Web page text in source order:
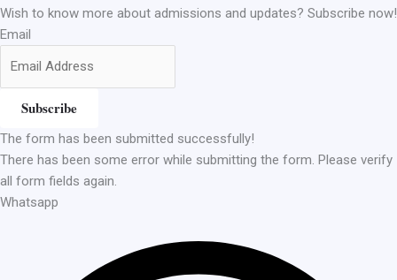
Wish to know more about admissions and updates? Subscribe now!
Email
Subscribe
The form has been submitted successfully!
There has been some error while submitting the form. Please verify
all form fields again.
Whatsapp